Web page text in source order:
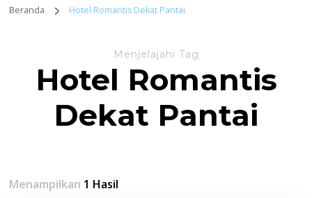
Beranda Hotel Romantis Dekat Pantai
Menjelajahi Tag
Hotel Romantis
Dekat Pantai
Menampilkan 1 Hasil